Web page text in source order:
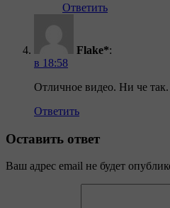
Ответить
Flake*:
в 18:58
Отличное видео. Ни че так.
Ответить
Оставить ответ
Ваш адрес email не будет